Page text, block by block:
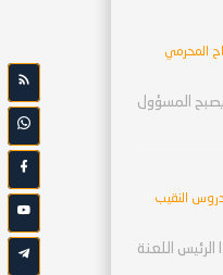
المحرمي
يصبح المسؤول
النقيب
اللعنة